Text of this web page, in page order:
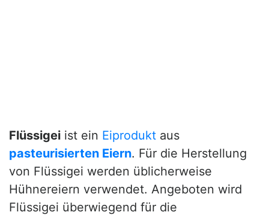
Flüssigei ist ein Eiprodukt aus
pasteurisierten Eiern. Für die Herstellung
von Flüssigei werden üblicherweise
Hühnereiern verwendet. Angeboten wird
Flüssigei überwiegend für die